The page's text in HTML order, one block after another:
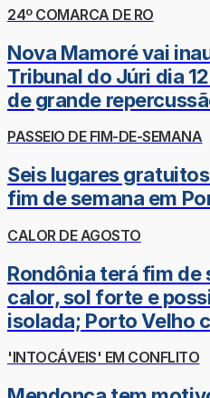
24º COMARCA DE RO
Nova Mamoré vai
Tribunal do Júri dia
de grande
PASSEIO DE FIM-DE-SEMANA
Seis lugares
fim de semana em
CALOR DE AGOSTO
Rondônia terá fim de
calor, sol forte e
isolada; Porto Velho
'INTOCÁVEIS' EM CONFLITO